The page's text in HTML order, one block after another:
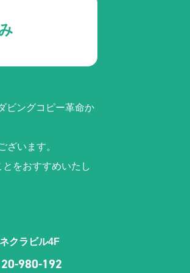
ビングコピー革命か
ざいます。
をおすすめいたし
クラビル4F
980-192